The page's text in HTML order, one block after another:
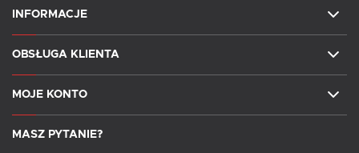
INFORMACJE
OBSŁUGA KLIENTA
MOJE KONTO
MASZ PYTANIE?